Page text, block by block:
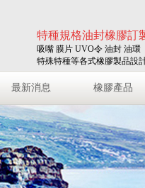
特種規格油封橡膠訂
吸嘴 膜片 UVO令 油封 油
特殊特種等各式橡膠製品設
最新消息 橡膠產品